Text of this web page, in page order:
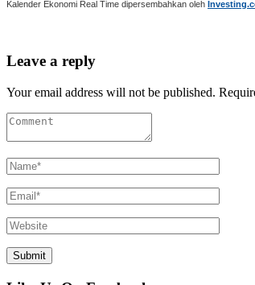
Kalender Ekonomi Real Time dipersembahkan oleh
Leave a reply
Your email address will not be published.